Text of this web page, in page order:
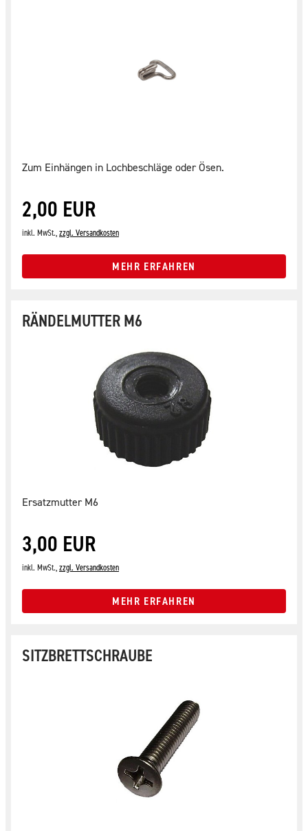
Zum Einhängen in Lochbeschläge oder Ösen.
2,00 EUR
inkl. MwSt.,zzgl. Versandkosten
MEHR ERFAHREN
RÄNDELMUTTER M6
Ersatzmutter M6
3,00 EUR
inkl. MwSt.,zzgl. Versandkosten
MEHR ERFAHREN
SITZBRETTSCHRAUBE